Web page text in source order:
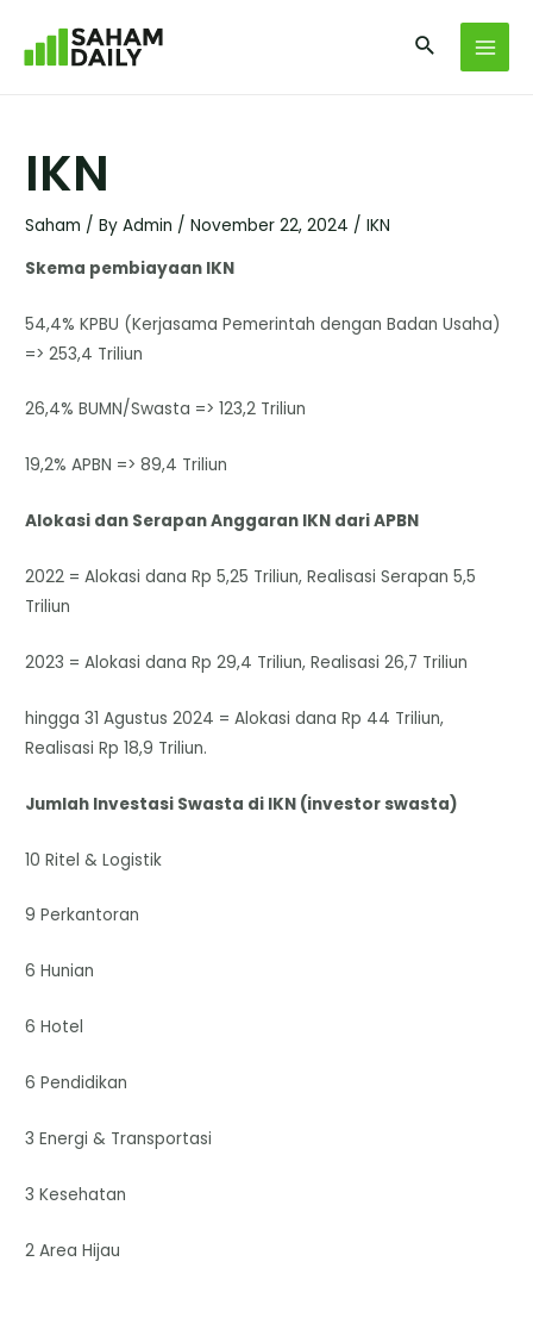
IKN
Saham / ByAdmin /November 22, 2024 /IKN
Skema pembiayaan IKN
54,4% KPBU (Kerjasama Pemerintah dengan Badan Usaha)
=> 253,4 Triliun
26,4% BUMN/Swasta => 123,2 Triliun
19,2% APBN => 89,4 Triliun
Alokasi dan Serapan Anggaran IKN dari APBN
2022 = Alokasi dana Rp 5,25 Triliun, Realisasi Serapan 5,5
Triliun
2023 = Alokasi dana Rp 29,4 Triliun, Realisasi 26,7 Triliun
hingga 31 Agustus 2024 = Alokasi dana Rp 44 Triliun,
Realisasi Rp 18,9 Triliun.
Jumlah Investasi Swasta di IKN (investor swasta)
10 Ritel & Logistik
9 Perkantoran
6 Hunian
6 Hotel
6 Pendidikan
3 Energi & Transportasi
3 Kesehatan
2 Area Hijau